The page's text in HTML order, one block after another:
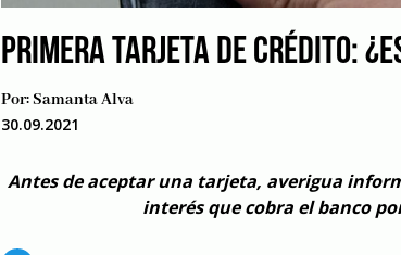
PRIMERA TARJETA DE CRÉDITO:
Por:Samanta Alva
30.09.2021
Antes de aceptar una tarjeta, averigua
interés que cobra el banco